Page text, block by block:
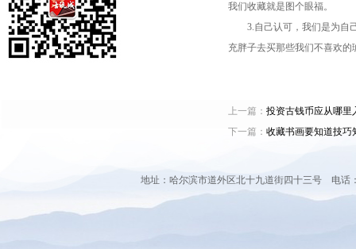
我们收藏就是图个眼福。
3.自己认可，我们是为自己
充胖子去买那些我们不喜欢
上一篇： 投资古钱币应从哪里
下一篇： 收藏书画要知道技巧
地址：哈尔滨市道外区北十九道街四十三号 电话